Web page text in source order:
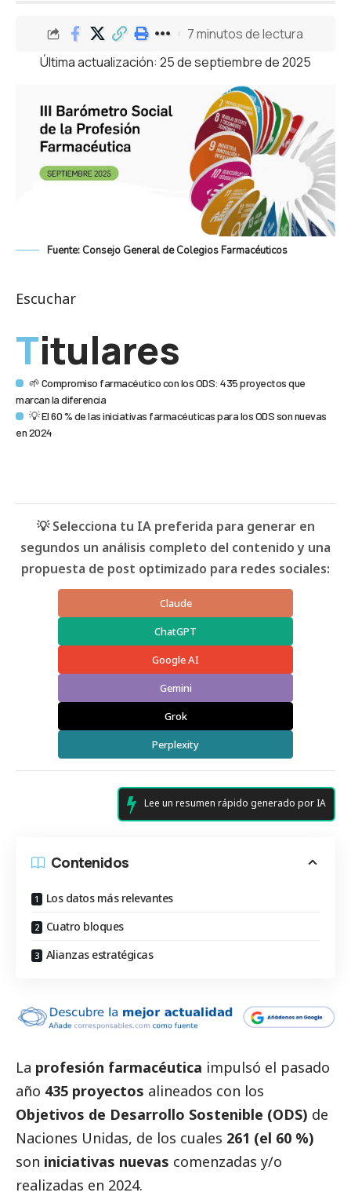
Última actualización: 25 de septiembre de 2025
7 minutos de lectura
Fuente: Consejo General de Colegios Farmacéuticos
Escuchar
Titulares
🌱 Compromiso farmacéutico con los ODS: 435 proyectos que
marcan la diferencia
💡 El 60 % de las iniciativas farmacéuticas para los ODS son nuevas
en 2024
💡 Selecciona tu IA preferida para generar en
segundos un análisis completo del contenido y una
propuesta de post optimizado para redes sociales:
Claude
ChatGPT
Google AI
Gemini
Grok
Perplexity
Lee un resumen rápido generado por IA
Contenidos
Los datos más relevantes
Cuatro bloques
Alianzas estratégicas
La profesión farmacéutica impulsó el pasado
año 435 proyectos alineados con los
Objetivos de Desarrollo Sostenible (ODS) de
Naciones Unidas, de los cuales 261 (el 60 %)
son iniciativas nuevas comenzadas y/o
realizadas en 2024.